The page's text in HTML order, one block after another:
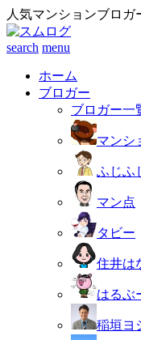
人気マンションブロガ
search menu
ホーム
ブロガー
ブロガー一
マンシ
ふじふ
マン点
タビー
住井は
はるぶ
稲垣ヨ